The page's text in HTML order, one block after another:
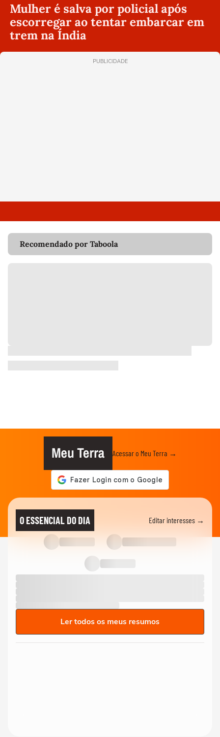
Mulher é salva por policial após
escorregar ao tentar embarcar em
trem na Índia
PUBLICIDADE
Recomendado por Taboola
Meu Terra Acessar o Meu Terra →
O ESSENCIAL DO DIA Editar interesses →
Ler todos os meus resumos